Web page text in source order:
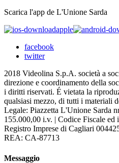
Scarica l'app de L'Unione Sarda
apple
facebook
twitter
2018 Videolina S.p.A. società a
direzione e coordinamento della
i diritti riservati. É vietata la
qualsiasi mezzo, di tutti i materiali
Legale: Piazzetta L'Unione Sarda
155.000,00 i.v. | Codice Fiscale
Registro Imprese di Cagliari
REA: CA-87713
Messaggio